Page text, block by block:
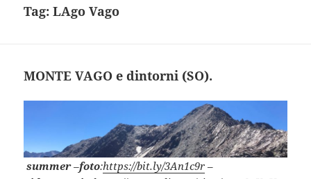
Tag:LAgo Vago
MONTE VAGO e dintorni (SO).
summer –foto:https://bit.ly/3An1c9r –